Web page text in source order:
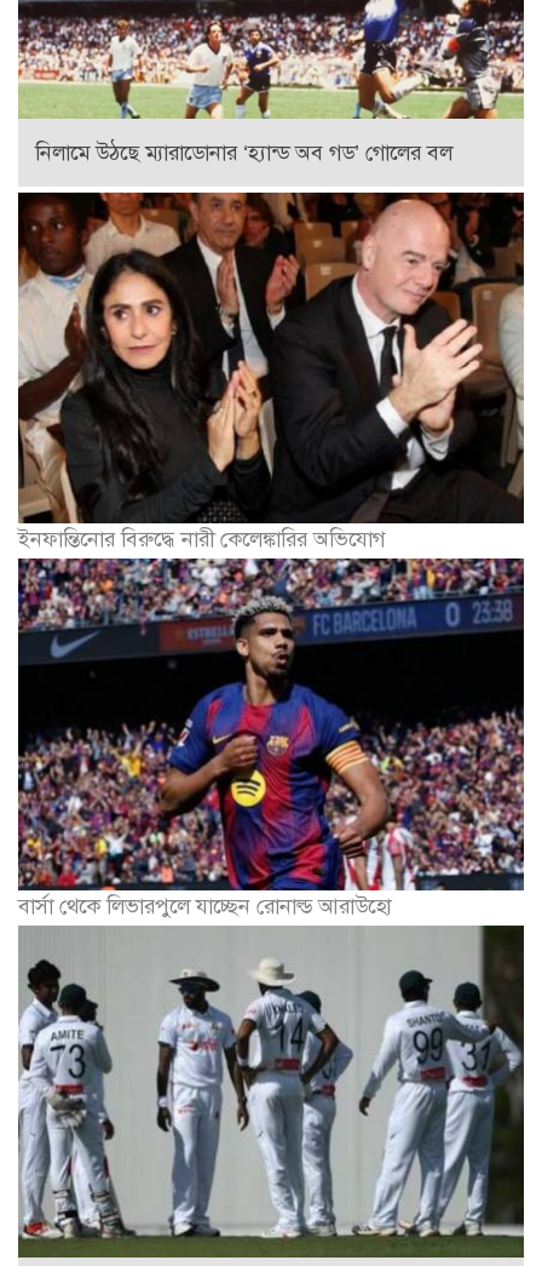
নিলামে উঠছে ম্যারাডোনার ‘হ্যান্ড অব গড’ গোলের বল
ইনফান্তিনোর বিরুদ্ধে নারী কেলেঙ্কারির অভিযোগ
বার্সা থেকে লিভারপুলে যাচ্ছেন রোনাল্ড আরাউহো